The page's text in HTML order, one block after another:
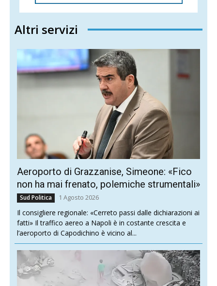
Altri servizi
Aeroporto di Grazzanise, Simeone: «Fico
non ha mai frenato, polemiche strumentali»
Sud Politica 1 Agosto 2026
Il consigliere regionale: «Cerreto passi dalle dichiarazioni ai
fatti» Il traffico aereo a Napoli è in costante crescita e
l’aeroporto di Capodichino è vicino al...